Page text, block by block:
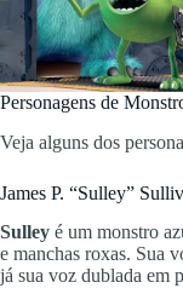
Personagens de
Veja alguns dos
James P. “Sulley”
Sulley é um monstro
e manchas roxas. Sua
já sua voz dublada em